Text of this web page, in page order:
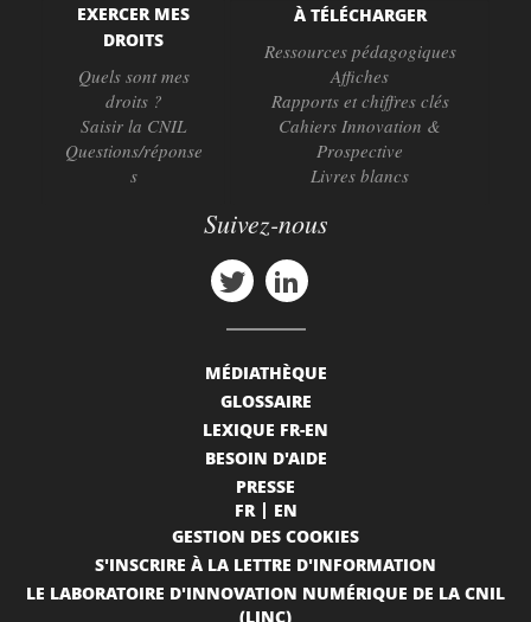
EXERCER MES
DROITS
Quels sont mes
droits ?
Saisir la CNIL
Questions/réponse
s
À TÉLÉCHARGER
Ressources pédagogiques
Affiches
Rapports et chiffres clés
Cahiers Innovation &
Prospective
Livres blancs
Suivez-nous
MÉDIATHÈQUE
GLOSSAIRE
LEXIQUE FR-EN
BESOIN D'AIDE
PRESSE
FR
EN
GESTION DES COOKIES
S'INSCRIRE À LA LETTRE D'INFORMATION
LE LABORATOIRE D'INNOVATION NUMÉRIQUE DE LA CNIL
(LINC)